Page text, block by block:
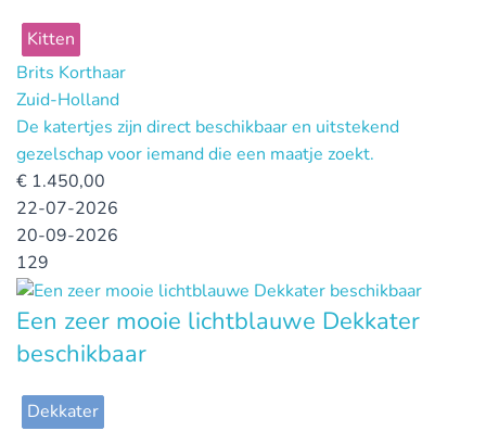
Kitten
Brits Korthaar
Zuid-Holland
De katertjes zijn direct beschikbaar en uitstekend
gezelschap voor iemand die een maatje zoekt.
€ 1.450,00
22-07-2026
20-09-2026
129
Een zeer mooie lichtblauwe Dekkater
beschikbaar
Dekkater